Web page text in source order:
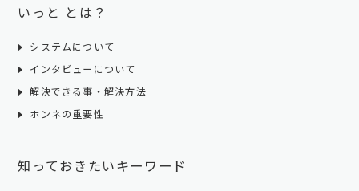
いっと とは？
システムについて
インタビューについて
解決できる事・解決方法
ホンネの重要性
知っておきたいキーワード